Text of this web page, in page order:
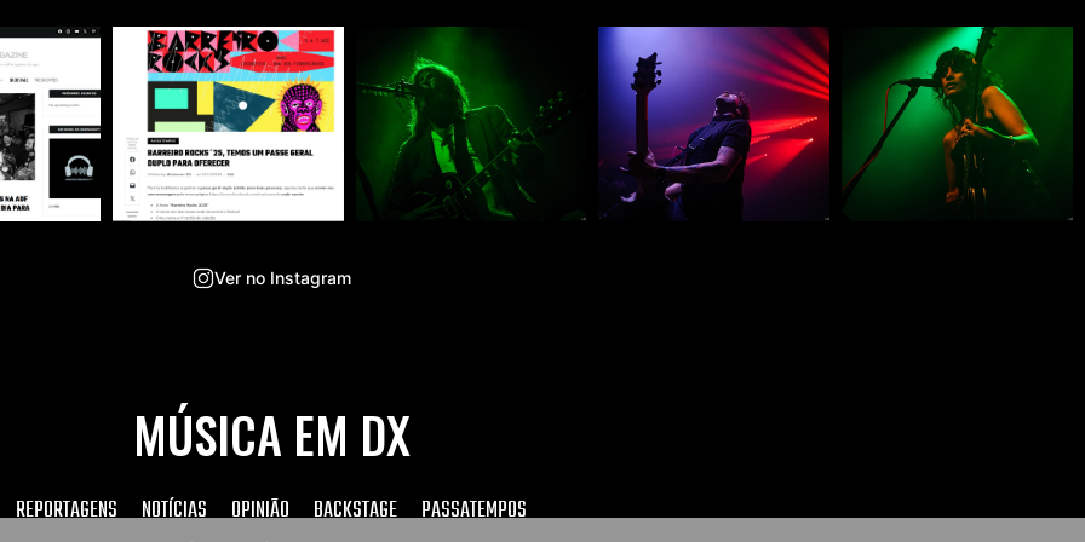
Ver no Instagram
MÚSICA EM DX
REPORTAGENS NOTÍCIAS OPINIÃO BACKSTAGE PASSATEMPOS